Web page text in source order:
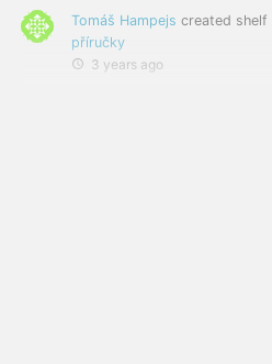
Tomáš Hampejs created shelf
příručky
3 years ago